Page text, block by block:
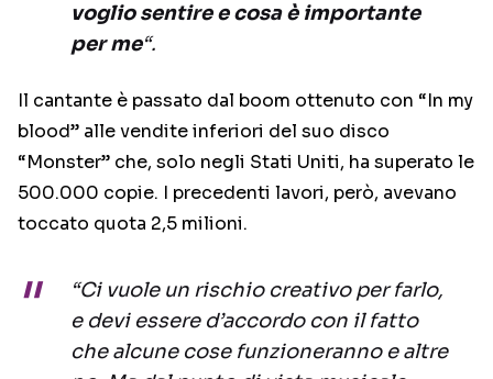
voglio sentire e cosa è importante
per me“.
Il cantante è passato dal boom ottenuto con “In my
blood” alle vendite inferiori del suo disco
“Monster” che, solo negli Stati Uniti, ha superato le
500.000 copie. I precedenti lavori, però, avevano
toccato quota 2,5 milioni.
“Ci vuole un rischio creativo per farlo,
e devi essere d’accordo con il fatto
che alcune cose funzioneranno e altre